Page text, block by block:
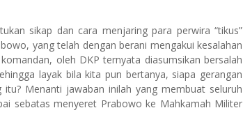
sikap dan cara menjaring para perwira “tikus”
yang telah dengan berani mengakui kesalahan
oleh DKP ter­nyata diasumsikan bersalah
layak bila kita pun bertanya, siapa gerangan
Menanti jawaban inilah yang membuat seluruh
sebatas menyeret Prabowo ke Mahkamah Militer